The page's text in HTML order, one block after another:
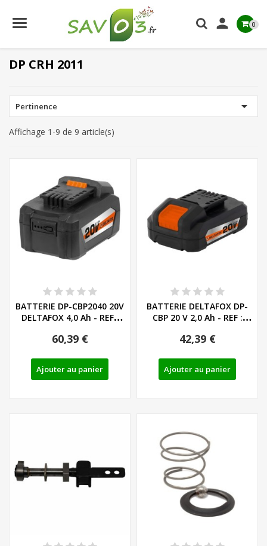
 0
DP CRH 2011
Pertinence 
Affichage 1-9 de 9 article(s)
BATTERIE DP-CBP2040 20V
DELTAFOX 4,0 Ah - REF :
60,39 €
Ajouter au panier
BATTERIE DELTAFOX DP-
CBP 20 V 2,0 Ah - REF :
42,39 €
Ajouter au panier